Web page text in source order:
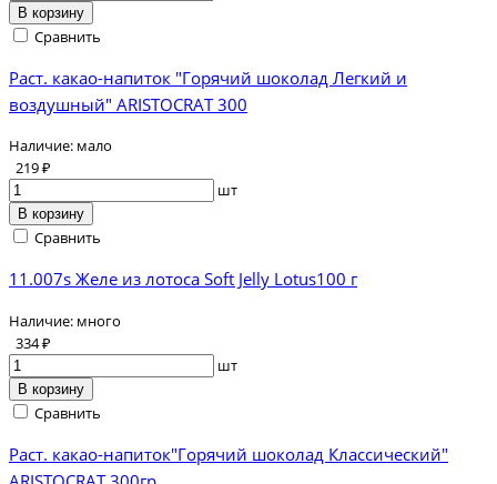
В корзину
Сравнить
Раст. какао-напиток "Горячий шоколад Легкий и
воздушный" ARISTOCRAT 300
Наличие: мало
219 ₽
шт
В корзину
Сравнить
11.007s Желе из лотоса Soft Jelly Lotus100 г
Наличие: много
334 ₽
шт
В корзину
Сравнить
Раст. какао-напиток"Горячий шоколад Классический"